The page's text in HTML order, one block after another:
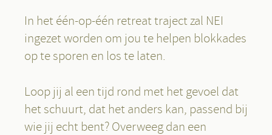
In het één-op-één retreat traject zal NEI
ingezet worden om jou te helpen blokkades
op te sporen en los te laten.
Loop jij al een tijd rond met het gevoel dat
het schuurt, dat het anders kan, passend bij
wie jij echt bent? Overweeg dan een